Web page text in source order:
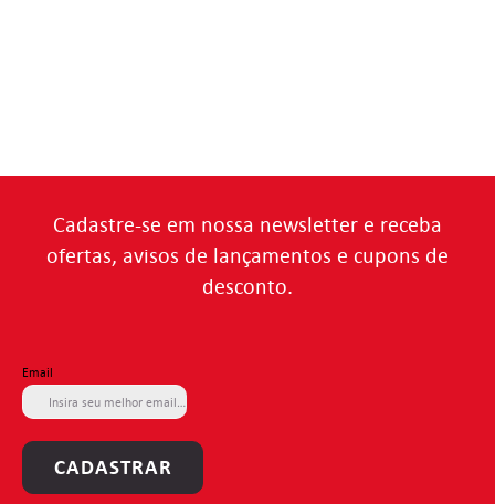
Cadastre-se em nossa newsletter e receba
ofertas, avisos de lançamentos e cupons de
desconto.
Email
CADASTRAR